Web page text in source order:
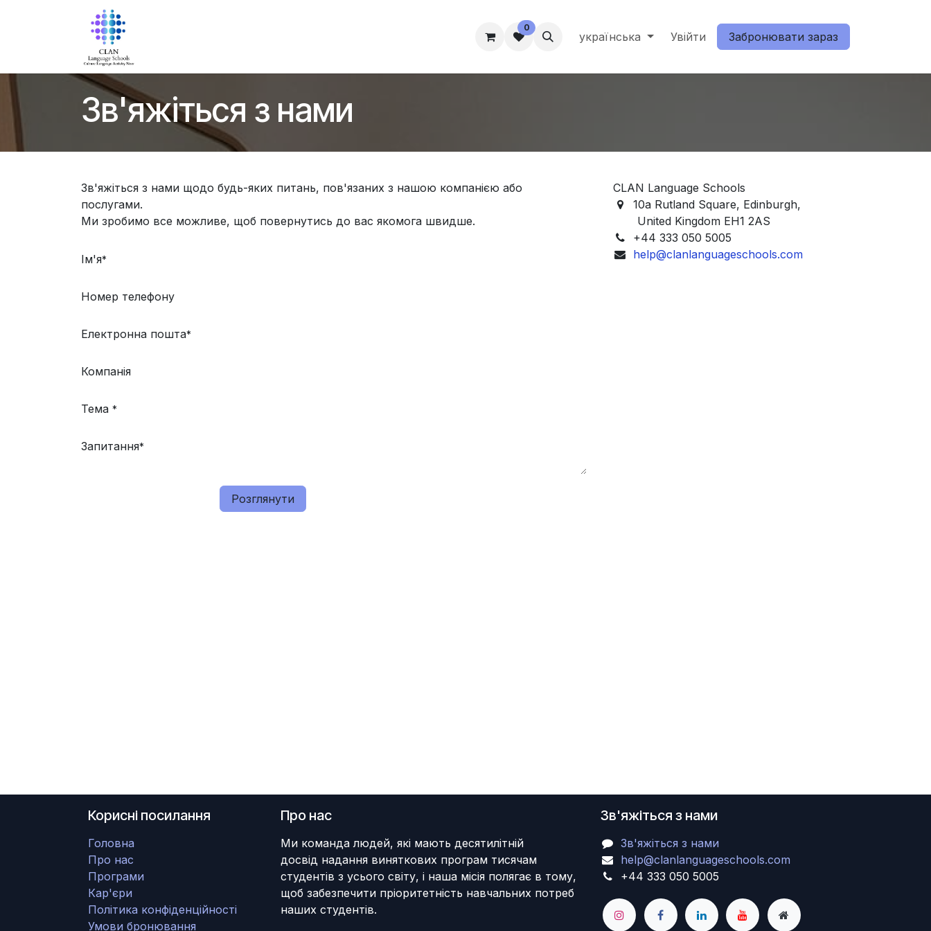
Благополуччя студентів Зв'яжіться з нами
0
українська Увійти Забронювати зараз
Зв'яжіться з нами
Зв'яжіться з нами щодо будь-яких питань, пов'язаних з нашою компанією або
послугами.
Ми зробимо все можливе, щоб повернутись до вас якомога швидше.
Ім'я*
Номер телефону
Електронна пошта*
Компанія
Тема *
Запитання*
Розглянути
CLAN Language Schools
10a Rutland Square, Edinburgh,
United Kingdom EH1 2AS
+44 333 050 5005
help@clanlanguageschools.com
Корисні посилання
Головна
Про нас
Програми
Кар'єри
Політика конфіденційності
Умови бронювання
Зв'яжіться з нами
Зв'яжіться з нами
help@clanlanguageschools.com
+44 333 050 5005
Про нас
Ми команда людей, які мають десятилітній
досвід надання виняткових програм тисячам
студентів з усього світу, і наша місія полягає в тому,
щоб забезпечити пріоритетність навчальних потреб
наших студентів.